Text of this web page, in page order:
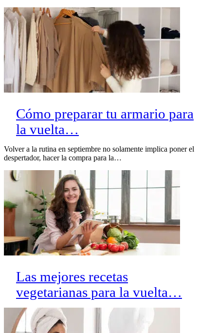
Cómo preparar tu armario para
la vuelta…
Volver a la rutina en septiembre no solamente implica poner el
despertador, hacer la compra para la…
Las mejores recetas
vegetarianas para la vuelta…